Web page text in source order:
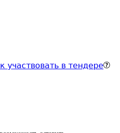
участвовать в тендере